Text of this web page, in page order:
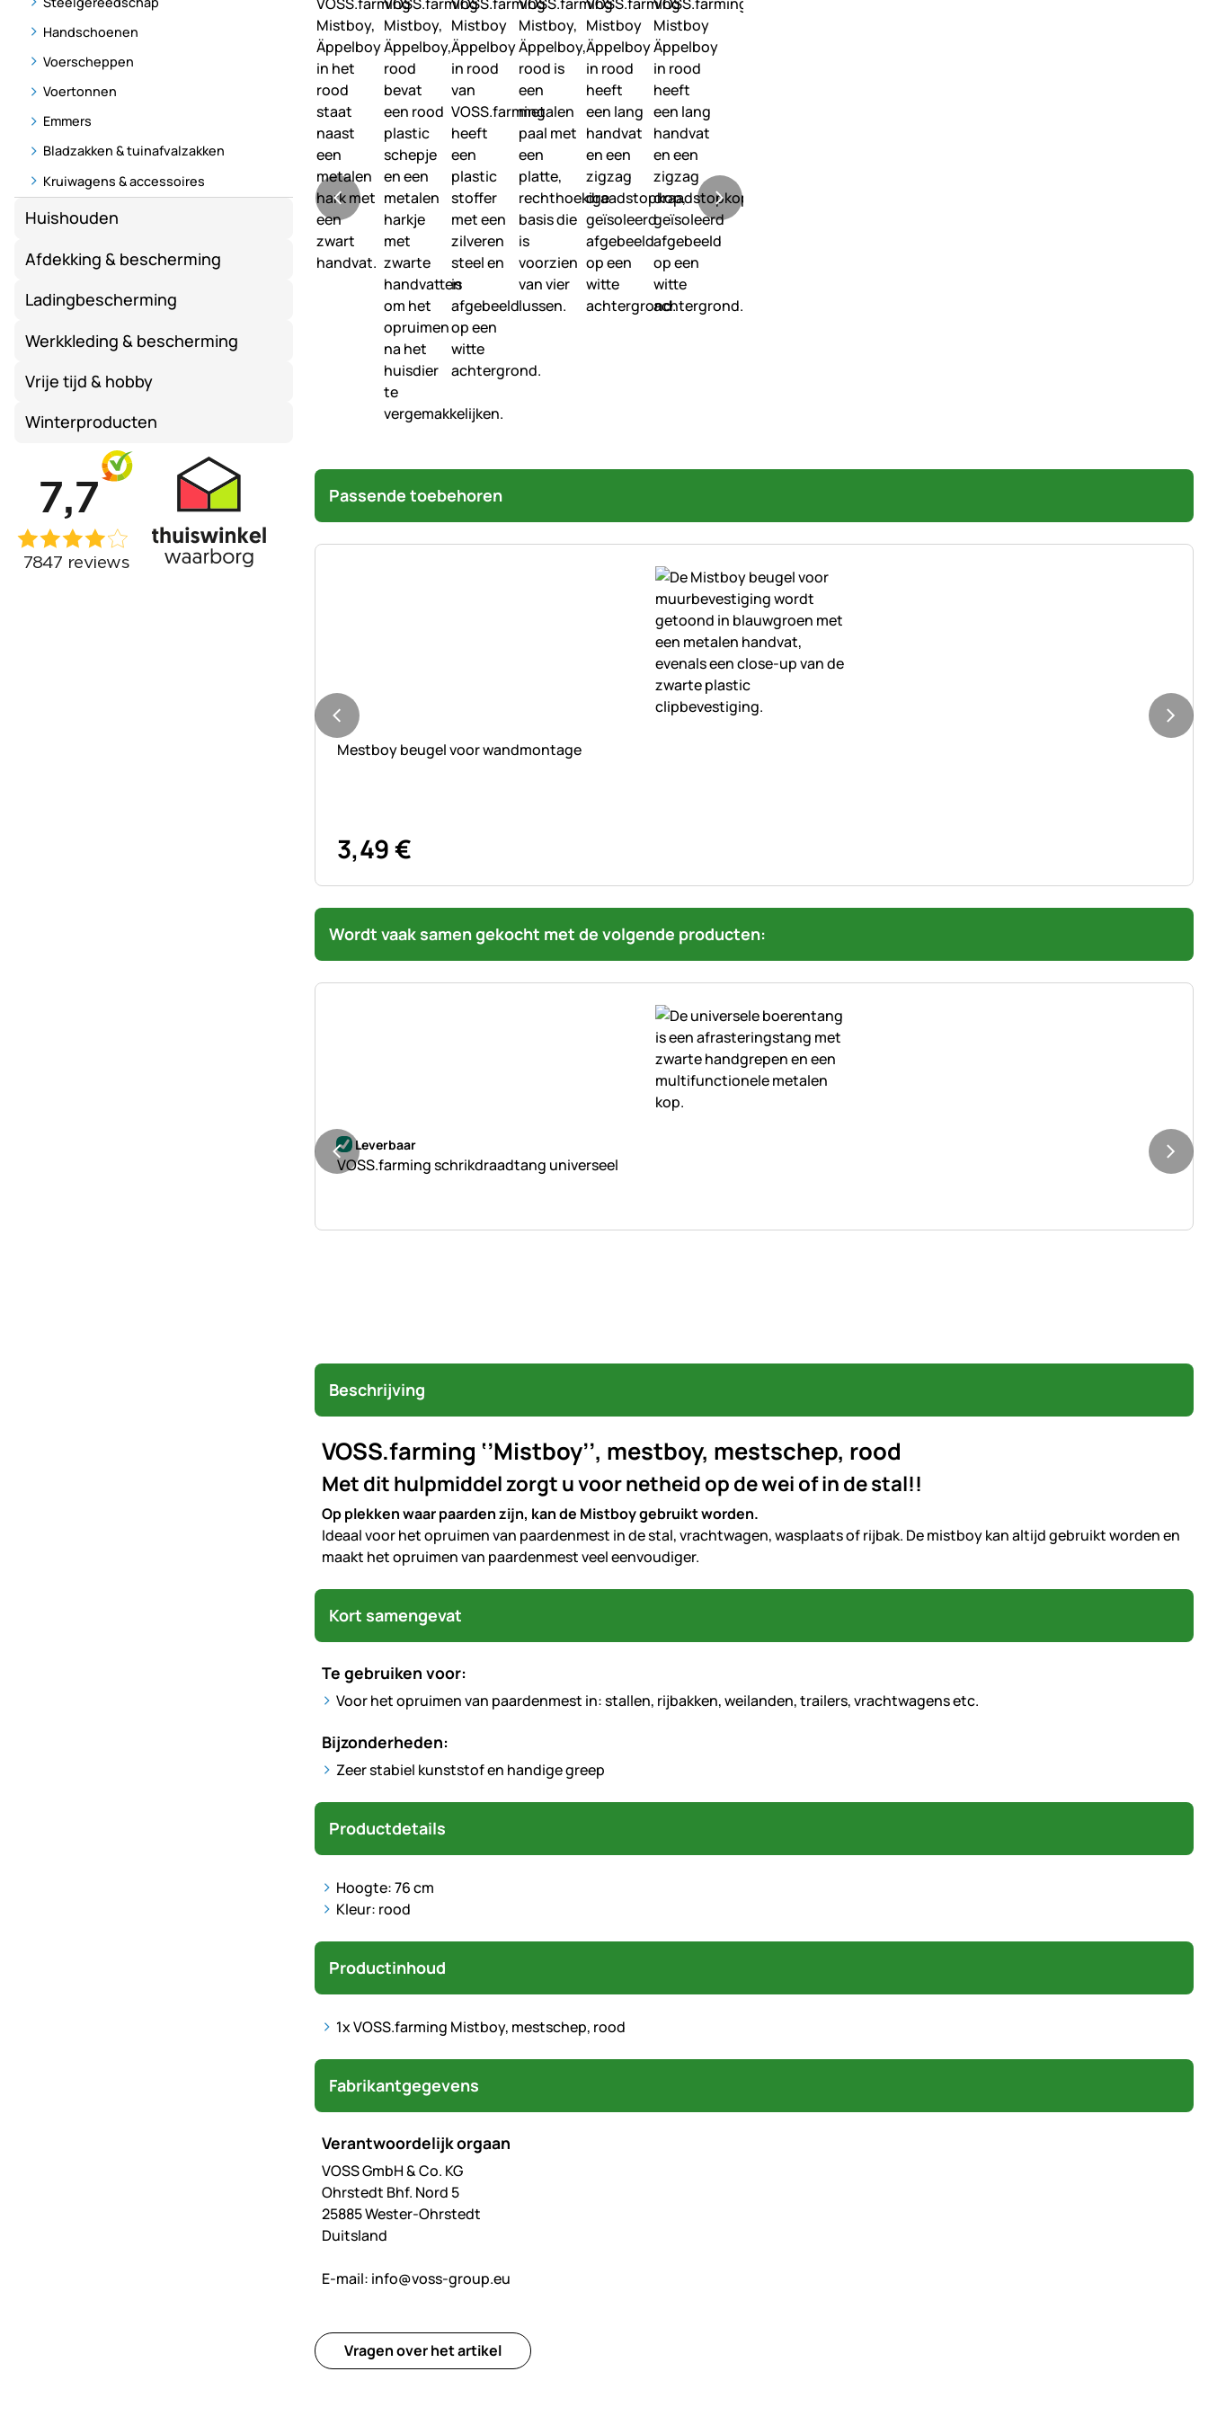
Handschoenen
Voerscheppen
Voertonnen
Emmers
Bladzakken & tuinafvalzakken
Kruiwagens & accessoires
Huishouden
Afdekking & bescherming
Ladingbescherming
Werkkleding & bescherming
Vrije tijd & hobby
Winterproducten
Passende toebehoren
Nog geen beoordelingen geplaatst
Mestboy beugel voor wandmontage
3,49€
Wordt vaak samen gekocht met de volgende producten:
Nog geen beoordelingen geplaatst
Leverbaar
VOSS.farming schrikdraadtang universeel
Beschrijving
VOSS.farming ‘’Mistboy’’, mestboy, mestschep, rood
Met dit hulpmiddel zorgt u voor netheid op de wei of in de stal!!
Op plekken waar paarden zijn, kan de Mistboy gebruikt worden.
Ideaal voor het opruimen van paardenmest in de stal, vrachtwagen, wasplaats of rijbak. De mistboy kan altijd gebruikt worden en
maakt het opruimen van paardenmest veel eenvoudiger.
Kort samengevat
Te gebruiken voor:
Voor het opruimen van paardenmest in: stallen, rijbakken, weilanden, trailers, vrachtwagens etc.
Bijzonderheden:
Zeer stabiel kunststof en handige greep
Productdetails
Hoogte: 76 cm
Kleur: rood
Productinhoud
1x VOSS.farming Mistboy, mestschep, rood
Fabrikantgegevens
Verantwoordelijk orgaan
VOSS GmbH & Co. KG
Ohrstedt Bhf. Nord 5
25885 Wester-Ohrstedt
Duitsland
E-mail: info@voss-group.eu
Vragen over het artikel